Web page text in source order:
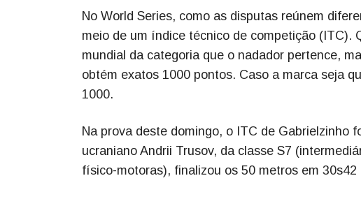
No World Series, como as disputas reúnem
meio de um índice técnico de competição (ITC).
mundial da categoria que o nadador pertence,
obtém exatos 1000 pontos. Caso a marca seja
1000.
Na prova deste domingo, o ITC de Gabrielzinho
ucraniano Andrii Trusov, da classe S7
físico-motoras), finalizou os 50 metros em